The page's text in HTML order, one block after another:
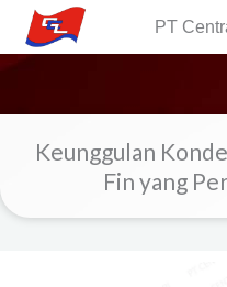
PT
Keunggulan
Fin yang